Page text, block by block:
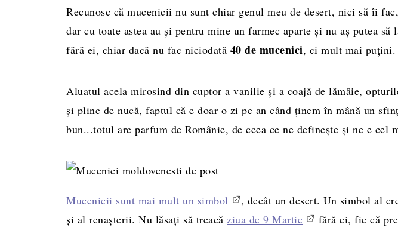
Recunosc că mucenicii nu sunt chiar genul meu de desert, nici să îi
dar cu toate astea au și pentru mine un farmec aparte și nu aș putea să
fără ei, chiar dacă nu fac niciodată 40 de mucenici, ci mult mai puțini.
Aluatul acela mirosind din cuptor a vanilie și a coajă de lămâie,
și pline de nucă, faptul că e doar o zi pe an când ținem în mână un
bun...totul are parfum de Românie, de ceea ce ne definește și ne e cel
Mucenicii sunt mai mult un simbol
, decât un desert. Un simbol al
și al renașterii. Nu lăsați să treacă ziua de 9 Martie
fără ei, fie că